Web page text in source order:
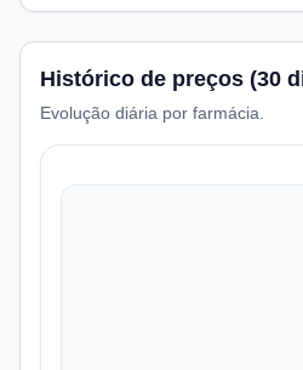
Histórico de preços (30
Evolução diária por farmácia.